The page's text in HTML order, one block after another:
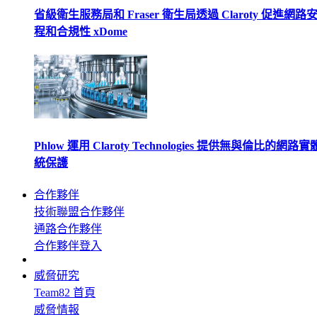
省級衛生服務局和 Fraser 衛生局透過 Claroty 促進網路
程和合規性 xDome
Phlow 運用 Claroty Technologies 提供無與倫比的網路實
統保護
合作夥伴
技術聯盟合作夥伴
通路合作夥伴
合作夥伴登入
威脅研究
Team82 首頁
威脅情報